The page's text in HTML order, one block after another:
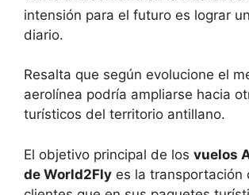
intensión para el futuro es lograr
diario.
Resalta que según evolucione el
aerolínea podría ampliarse hacia
turísticos del territorio antillano.
El objetivo principal de los vuelos
de World2Fly es la transportación